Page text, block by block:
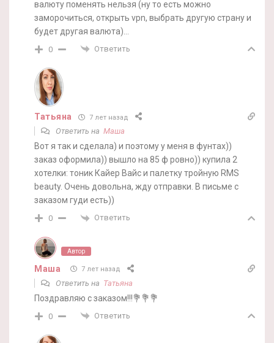
валюту поменять нельзя (ну то есть можно
заморочиться, открыть vpn, выбрать другую страну и
будет другая валюта)…
0 Ответить
Татьяна 7 лет назад
Ответить на Маша
Вот я так и сделала) и поэтому у меня в фунтах))
заказ оформила)) вышло на 85 ф ровно)) купила 2
хотелки: тоник Кайер Вайс и палетку тройную RMS
beauty. Очень довольна, жду отправки. В письме с
заказом гуди есть))
0 Ответить
Автор
Маша 7 лет назад
Ответить на Татьяна
Поздравляю с заказом!!!💐💐💐
0 Ответить